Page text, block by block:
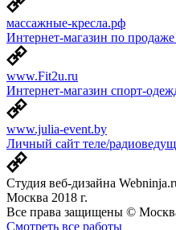
массажные-кресла.рф
Интернет-магазин по
www.Fit2u.ru
Интернет-магазин спорт-
www.julia-event.by
Личный сайт теле/
Студия веб-дизайна
Москва 2018 г.
Все права защищены ©
Смотреть все работы